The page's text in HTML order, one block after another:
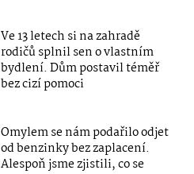
Ve 13 letech si na zahradě
rodičů splnil sen o vlastním
bydlení. Dům postavil téměř
bez cizí pomoci
Omylem se nám podařilo odjet
od benzinky bez zaplacení.
Alespoň jsme zjistili, co se